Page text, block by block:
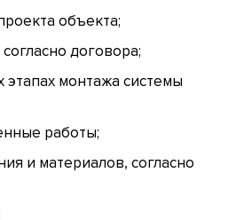
объекта;
договора;
этапах монтажа системы
работы;
и материалов, согласно